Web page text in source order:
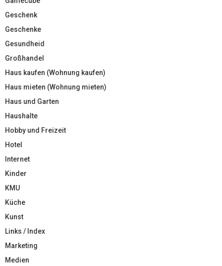
Geschenk
Geschenke
Gesundheid
Großhandel
Haus kaufen (Wohnung kaufen)
Haus mieten (Wohnung mieten)
Haus und Garten
Haushalte
Hobby und Freizeit
Hotel
Internet
Kinder
KMU
Küche
Kunst
Links / Index
Marketing
Medien